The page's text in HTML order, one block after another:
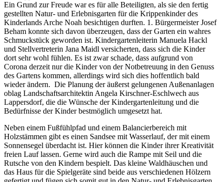
Ein Grund zur Freude war es für alle Beteiligten, als sie den fertig
gestellten Natur- und Erlebnisgarten für die Krippenkinder des
Kinderlands Arche Noah besichtigen durften. 1. Bürgermeister Josef
Beham konnte sich davon überzeugen, dass der Garten ein wahres
Schmuckstück geworden ist. Kindergartenleiterin Manuela Hackl
und Stellvertreterin Jana Maidl versicherten, dass sich die Kinder
dort sehr wohl fühlen. Es ist zwar schade, dass aufgrund von
Corona derzeit nur die Kinder von der Notbetreuung in den Genuss
des Gartens kommen, allerdings wird sich dies hoffentlich bald
wieder ändern. Die Planung der äußerst gelungenen Außenanlagen
oblag Landschaftsarchitektin Angela Kirschner-Eschlwech aus
Lappersdorf, die die Wünsche der Kindergartenleitung und die
Bedürfnisse der Kinder bestmöglich umgesetzt hat.
Neben einem Fußfühlpfad und einem Balancierbereich mit
Holzstämmen gibt es einen Sandsee mit Wasserlauf, der mit einem
Sonnensegel überdacht ist. Hier können die Kinder ihrer Kreativität
freien Lauf lassen. Gerne wird auch die Rampe mit Seil und die
Rutsche von den Kindern bespielt. Das kleine Waldhäuschen und
das Haus für die Spielgeräte sind beide aus verschiedenen Hölzern